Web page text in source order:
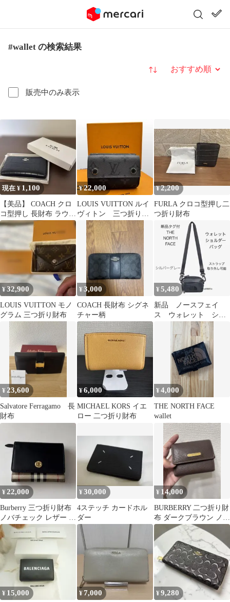
#wallet の検索結果
販売中のみ表示
並び替え
現在 ¥ 1,100
【美品】 COACH クロ
コ型押し 長財布 ラウン
ドファスナー ブラック
レザー
¥22,000
LOUIS VUITTON ルイ
ヴィトン 三つ折り財
布 ウォレット モノ
グラム
¥2,200
FURLA クロコ型押し二
つ折り財布
¥32,900
LOUIS VUITTON モノ
グラム 三つ折り財布
¥3,000
COACH 長財布 シグネ
チャー柄
¥5,480
新品 ノースフェイ
ス ウォレット ショ
ルダーバッグ CROSS
WALLET
¥23,600
Salvatore Ferragamo 長
財布
¥6,000
MICHAEL KORS イエ
ロー 二つ折り財布
¥4,000
THE NORTH FACE
wallet
¥22,000
Burberry 三つ折り財布
ノバチェック レザー ベ
ージュ 黒
¥30,000
4ステッチ カードホル
ダー
¥ 14,000
BURBERRY 二つ折り財
布 ダークブラウン ノバ
チェック
¥ 15,000 ¥7,000 ¥9,280